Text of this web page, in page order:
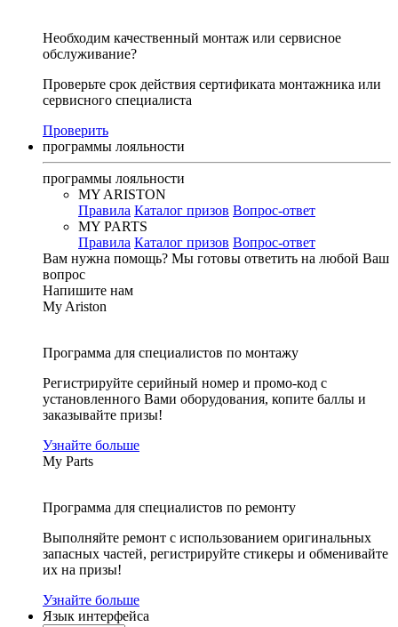
Необходим качественный монтаж или сервисное
обслуживание?
Проверьте срок действия сертификата монтажника или
сервисного специалиста
Проверить
программы лояльности
программы лояльности
MY ARISTON
Правила Каталог призов Вопрос-ответ
MY PARTS
Правила Каталог призов Вопрос-ответ
Вам нужна помощь? Мы готовы ответить на любой Ваш
вопрос
Напишите нам
My Ariston
Программа для специалистов по монтажу
Регистрируйте серийный номер и промо-код с
установленного Вами оборудования, копите баллы и
заказывайте призы!
Узнайте больше
My Parts
Программа для специалистов по ремонту
Выполняйте ремонт с использованием оригинальных
запасных частей, регистрируйте стикеры и обменивайте
их на призы!
Узнайте больше
Язык интерфейса